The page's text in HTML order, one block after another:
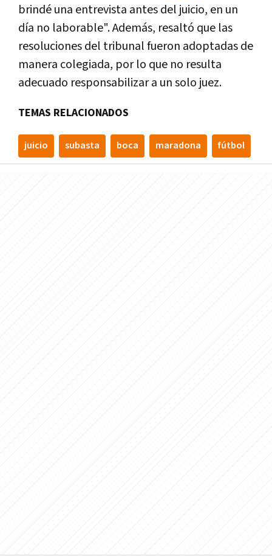
brindé una entrevista antes del juicio, en un
día no laborable". Además, resaltó que las
resoluciones del tribunal fueron adoptadas de
manera colegiada, por lo que no resulta
adecuado responsabilizar a un solo juez.
TEMAS RELACIONADOS
juicio subasta boca maradona fútbol